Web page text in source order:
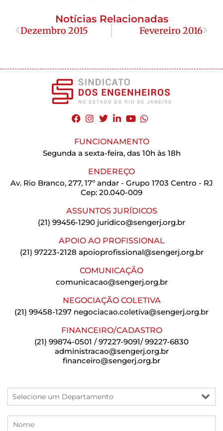
Notícias Relacionadas
Dezembro 2015 Fevereiro 2016
FUNCIONAMENTO
Segunda a sexta-feira, das 10h às 18h
ENDEREÇO
Av. Rio Branco, 277, 17º andar - Grupo 1703 Centro - RJ
Cep: 20.040-009
ASSUNTOS JURÍDICOS
(21) 99456-1290 juridico@sengerj.org.br
APOIO AO PROFISSIONAL
(21) 97223-2128 apoioprofissional@sengerj.org.br
COMUNICAÇÃO
comunicacao@sengerj.org.br
NEGOCIAÇÃO COLETIVA
(21) 99458-1297 negociacao.coletiva@sengerj.org.br
FINANCEIRO/CADASTRO
(21) 99874-0501 / 97227-9091/ 99227-6830
administracao@sengerj.org.br
financeiro@sengerj.org.br